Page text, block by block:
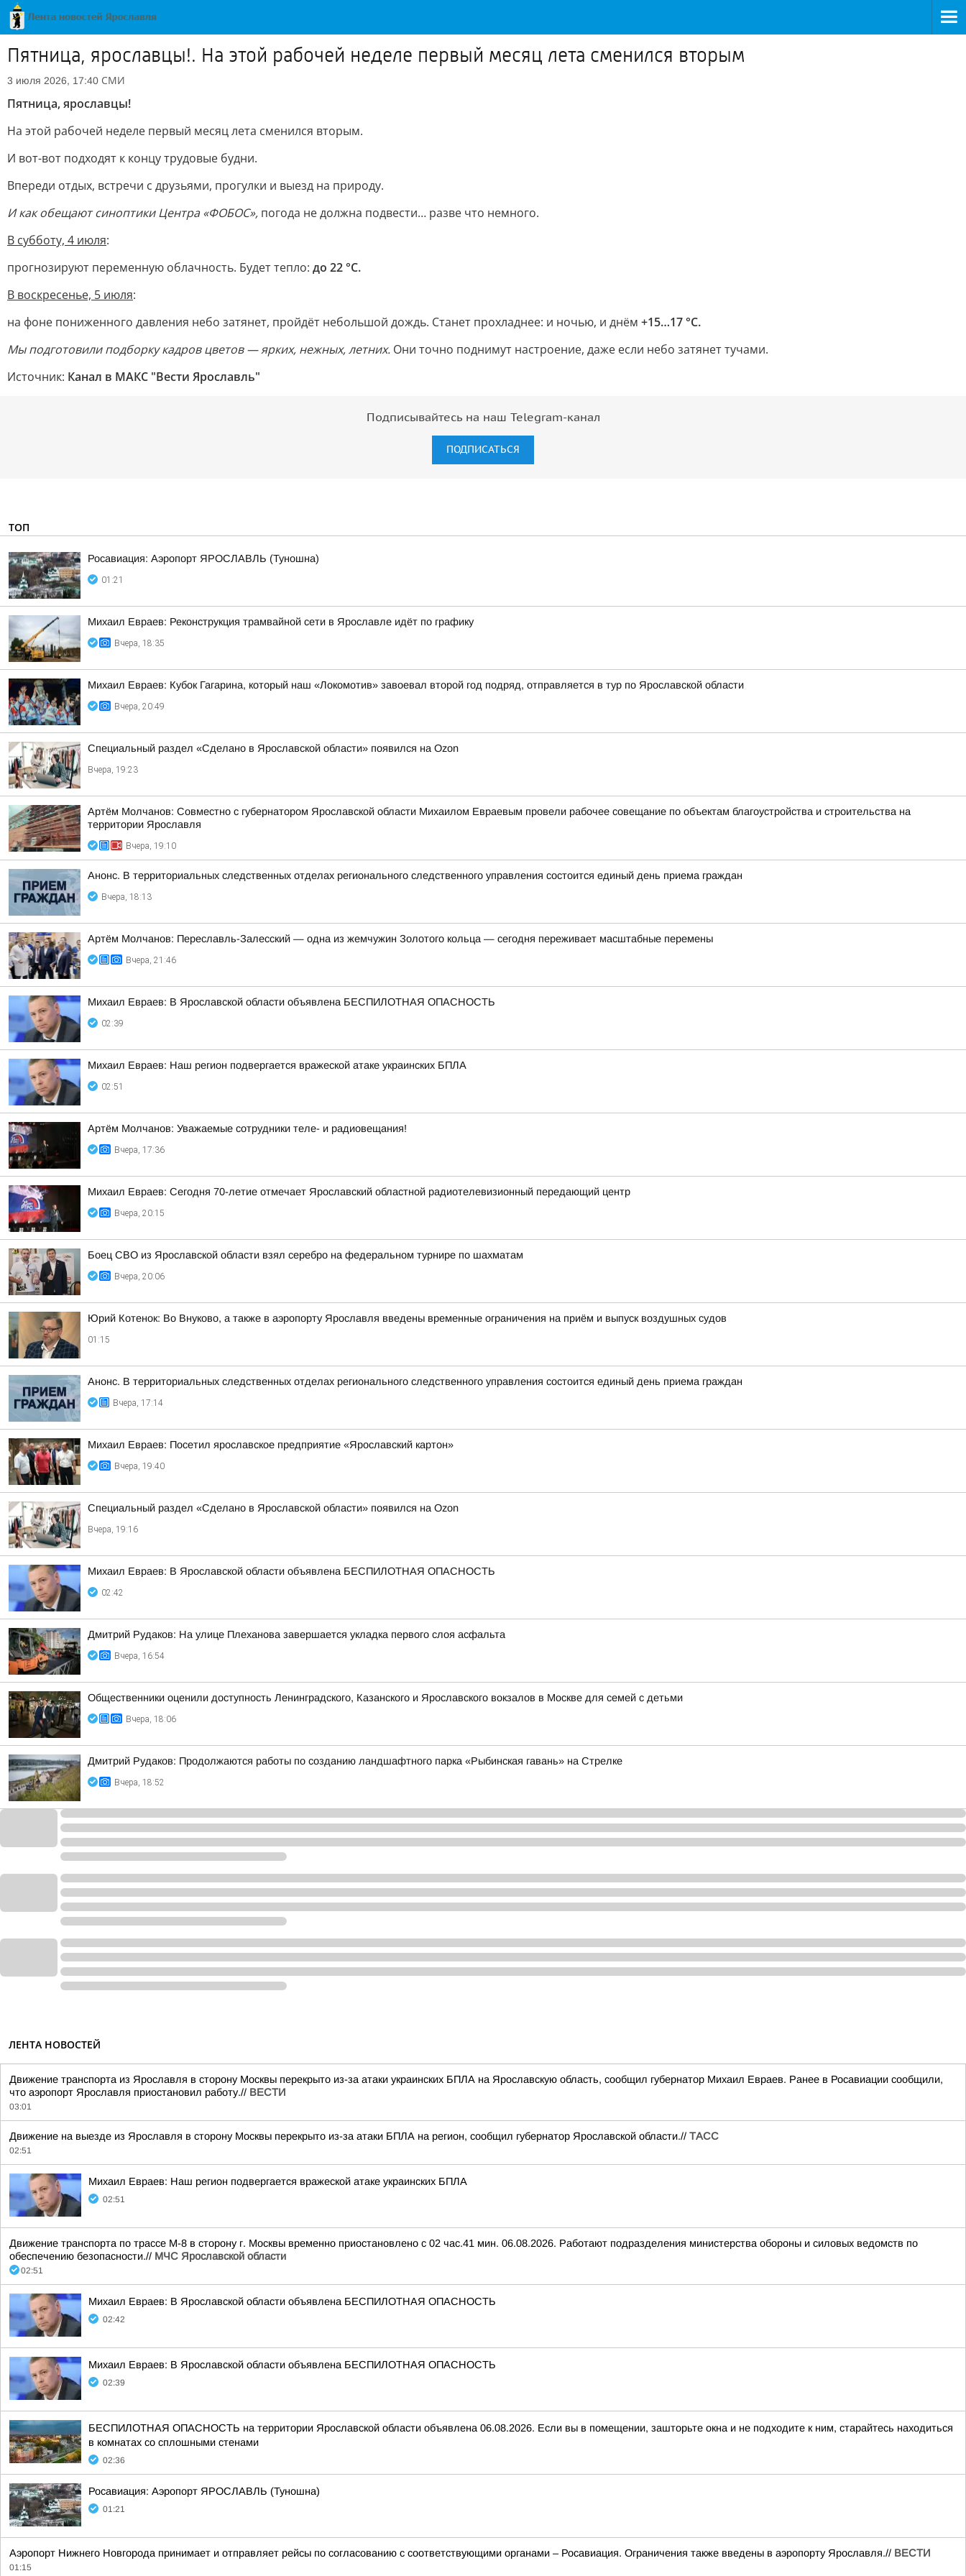
Пятница, ярославцы!. На этой рабочей неделе первый месяц лета сменился вторым
3 июля 2026, 17:40 СМИ
Пятница, ярославцы!
На этой рабочей неделе первый месяц лета сменился вторым.
И вот-вот подходят к концу трудовые будни.
Впереди отдых, встречи с друзьями, прогулки и выезд на природу.
И как обещают синоптики Центра «ФОБОС», погода не должна подвести… разве что немного.
В субботу, 4 июля:
прогнозируют переменную облачность. Будет тепло: до 22 °С.
В воскресенье, 5 июля:
на фоне пониженного давления небо затянет, пройдёт небольшой дождь. Станет прохладнее: и ночью, и днём +15…17 °С.
Мы подготовили подборку кадров цветов — ярких, нежных, летних. Они точно поднимут настроение, даже если небо затянет тучами.
Источник: Канал в МАКС "Вести Ярославль"
Подписывайтесь на наш Telegram-канал
ПОДПИСАТЬСЯ
ТОП
Росавиация: Аэропорт ЯРОСЛАВЛЬ (Туношна)
01:21
Михаил Евраев: Реконструкция трамвайной сети в Ярославле идёт по графику
Вчера, 18:35
Михаил Евраев: Кубок Гагарина, который наш «Локомотив» завоевал второй год подряд, отправляется в тур по Ярославской области
Вчера, 20:49
Специальный раздел «Сделано в Ярославской области» появился на Ozon
Вчера, 19:23
Артём Молчанов: Совместно с губернатором Ярославской области Михаилом Евраевым провели рабочее совещание по объектам благоустройства и строительства на
территории Ярославля
Вчера, 19:10
Анонс. В территориальных следственных отделах регионального следственного управления состоится единый день приема граждан
Вчера, 18:13
Артём Молчанов: Переславль-Залесский — одна из жемчужин Золотого кольца — сегодня переживает масштабные перемены
Вчера, 21:46
Михаил Евраев: В Ярославской области объявлена БЕСПИЛОТНАЯ ОПАСНОСТЬ
02:39
Михаил Евраев: Наш регион подвергается вражеской атаке украинских БПЛА
02:51
Артём Молчанов: Уважаемые сотрудники теле- и радиовещания!
Вчера, 17:36
Михаил Евраев: Сегодня 70-летие отмечает Ярославский областной радиотелевизионный передающий центр
Вчера, 20:15
Боец СВО из Ярославской области взял серебро на федеральном турнире по шахматам
Вчера, 20:06
Юрий Котенок: Во Внуково, а также в аэропорту Ярославля введены временные ограничения на приём и выпуск воздушных судов
01:15
Анонс. В территориальных следственных отделах регионального следственного управления состоится единый день приема граждан
Вчера, 17:14
Михаил Евраев: Посетил ярославское предприятие «Ярославский картон»
Вчера, 19:40
Специальный раздел «Сделано в Ярославской области» появился на Ozon
Вчера, 19:16
Михаил Евраев: В Ярославской области объявлена БЕСПИЛОТНАЯ ОПАСНОСТЬ
02:42
Дмитрий Рудаков: На улице Плеханова завершается укладка первого слоя асфальта
Вчера, 16:54
Общественники оценили доступность Ленинградского, Казанского и Ярославского вокзалов в Москве для семей с детьми
Вчера, 18:06
Дмитрий Рудаков: Продолжаются работы по созданию ландшафтного парка «Рыбинская гавань» на Стрелке
Вчера, 18:52
ЛЕНТА НОВОСТЕЙ
Движение транспорта из Ярославля в сторону Москвы перекрыто из-за атаки украинских БПЛА на Ярославскую область, сообщил губернатор Михаил Евраев. Ранее в Росавиации сообщили,
что аэропорт Ярославля приостановил работу.// ВЕСТИ
03:01
Движение на выезде из Ярославля в сторону Москвы перекрыто из-за атаки БПЛА на регион, сообщил губернатор Ярославской области.// ТАСС
02:51
Михаил Евраев: Наш регион подвергается вражеской атаке украинских БПЛА
02:51
Движение транспорта по трассе М-8 в сторону г. Москвы временно приостановлено с 02 час.41 мин. 06.08.2026. Работают подразделения министерства обороны и силовых ведомств по
обеспечению безопасности.// МЧС Ярославской области
02:51
Михаил Евраев: В Ярославской области объявлена БЕСПИЛОТНАЯ ОПАСНОСТЬ
02:42
Михаил Евраев: В Ярославской области объявлена БЕСПИЛОТНАЯ ОПАСНОСТЬ
02:39
БЕСПИЛОТНАЯ ОПАСНОСТЬ на территории Ярославской области объявлена 06.08.2026. Если вы в помещении, зашторьте окна и не подходите к ним, старайтесь находиться
в комнатах со сплошными стенами
02:36
Росавиация: Аэропорт ЯРОСЛАВЛЬ (Туношна)
01:21
Аэропорт Нижнего Новгорода принимает и отправляет рейсы по согласованию с соответствующими органами – Росавиация. Ограничения также введены в аэропорту Ярославля.// ВЕСТИ
01:15